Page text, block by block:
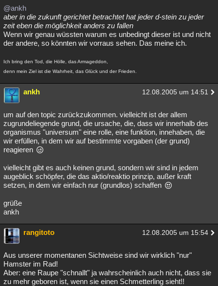
@ankh
aber in die zukunft gerichtet betrachtet hat jeder d-stein zu jeder
zeit eben die möglichkeit anders zu fallen
Wenn wir genau wüssten warum es unbedingt dieser ist und nicht
der andere, so könnten wir vorraus sehen. Das meine ich.
Ich bring den Tod, die Hölle, das Armageddon,
denn mein Ziel ist die Wahrheit, das Glück und der Frieden.
ankh 12.08.2005 um 14:51
um auf den topic zurückzukommen. vielleicht ist der allem
zugrundeliegende grund, die ursache, die, dass wir innerhalb des
organismus "universum" eine rolle, eine funktion, innehaben, die
wir erfüllen, in dem wir auf bestimmte vorgaben (der grund)
reagieren
vielleicht gibt es auch keinen grund, sondern wir sind in jedem
augeblick schöpfer, die das aktio/reaktio prinzip, außer kraft
setzen, in dem wir einfach nur (grundlos) schaffen
grüße
ankh
rangitoto 12.08.2005 um 15:54
Aus unserer momentanen Sichtweise sind wir wirklich "nur"
Hamster im Rad!
Aber: eine Raupe "schnallt" ja wahrscheinlich auch nicht, dass sie
zu mehr geboren ist, wenn sie einen Schmetterling sieht!!